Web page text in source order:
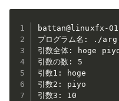
battan@linuxfx-
プログラム名: ./
引数全体: hoge
引数の数: 5
引数1: hoge
引数2: piyo
引数3: 10